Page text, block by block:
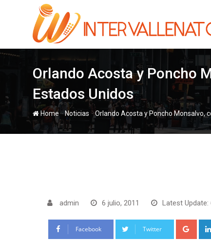
Orlando Acosta y Poncho
Estados Unidos
Home-Noticias -Orlando Acosta y Poncho Monsalvo,
admin 6 julio, 2011 Latest Update:
Facebook Twitter